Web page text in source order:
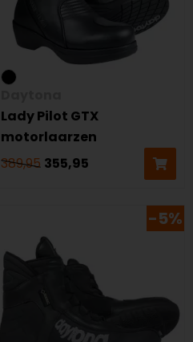
Lady Pilot GTX
motorlaarzen
389,95 355,95
-5%